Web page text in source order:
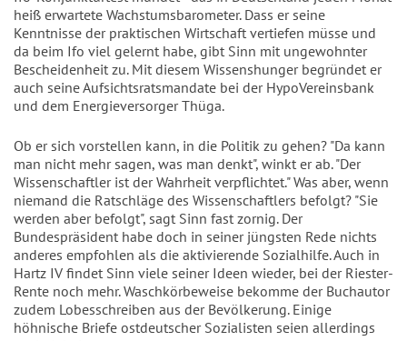
heiß erwartete Wachstumsbarometer. Dass er seine
Kenntnisse der praktischen Wirtschaft vertiefen müsse und
da beim Ifo viel gelernt habe, gibt Sinn mit ungewohnter
Bescheidenheit zu. Mit diesem Wissenshunger begründet er
auch seine Aufsichtsratsmandate bei der HypoVereinsbank
und dem Energieversorger Thüga.
Ob er sich vorstellen kann, in die Politik zu gehen? "Da kann
man nicht mehr sagen, was man denkt", winkt er ab. "Der
Wissenschaftler ist der Wahrheit verpflichtet." Was aber, wenn
niemand die Ratschläge des Wissenschaftlers befolgt? "Sie
werden aber befolgt", sagt Sinn fast zornig. Der
Bundespräsident habe doch in seiner jüngsten Rede nichts
anderes empfohlen als die aktivierende Sozialhilfe. Auch in
Hartz IV findet Sinn viele seiner Ideen wieder, bei der Riester-
Rente noch mehr. Waschkörbeweise bekomme der Buchautor
zudem Lobesschreiben aus der Bevölkerung. Einige
höhnische Briefe ostdeutscher Sozialisten seien allerdings